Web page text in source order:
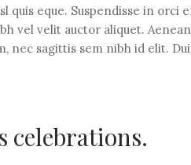
quis eque. Suspendisse in orci
vel velit auctor aliquet.
nec sagittis sem nibh id elit.
celebrations.